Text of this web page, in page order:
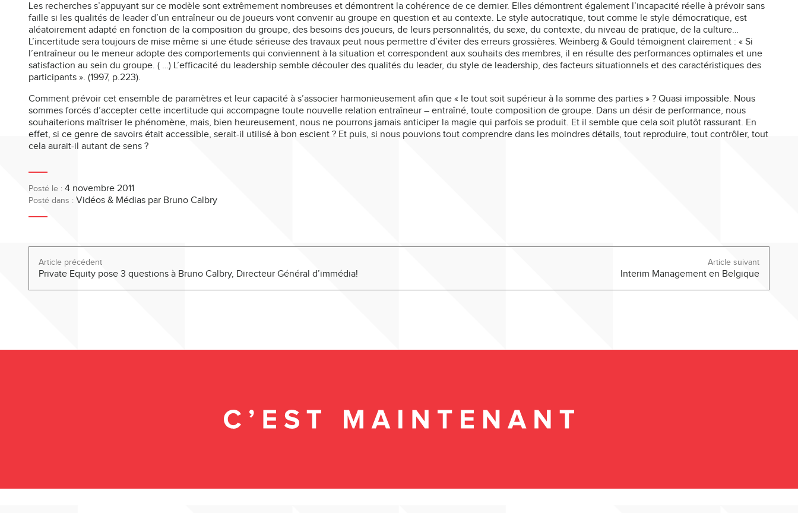
Les recherches s’appuyant sur ce modèle sont extrêmement nombreuses et démontrent la cohérence de ce dernier. Elles démontrent également l’incapacité réelle à prévoir sans
faille si les qualités de leader d’un entraîneur ou de joueurs vont convenir au groupe en question et au contexte. Le style autocratique, tout comme le style démocratique, est
aléatoirement adapté en fonction de la composition du groupe, des besoins des joueurs, de leurs personnalités, du sexe, du contexte, du niveau de pratique, de la culture…
L’incertitude sera toujours de mise même si une étude sérieuse des travaux peut nous permettre d’éviter des erreurs grossières. Weinberg & Gould témoignent clairement : « Si
l’entraîneur ou le meneur adopte des comportements qui conviennent à la situation et correspondent aux souhaits des membres, il en résulte des performances optimales et une
satisfaction au sein du groupe. ( …) L’efficacité du leadership semble découler des qualités du leader, du style de leadership, des facteurs situationnels et des caractéristiques des
participants ». (1997, p.223).
Comment prévoir cet ensemble de paramètres et leur capacité à s’associer harmonieusement afin que « le tout soit supérieur à la somme des parties » ? Quasi impossible. Nous
sommes forcés d’accepter cette incertitude qui accompagne toute nouvelle relation entraîneur – entraîné, toute composition de groupe. Dans un désir de performance, nous
souhaiterions maîtriser le phénomène, mais, bien heureusement, nous ne pourrons jamais anticiper la magie qui parfois se produit. Et il semble que cela soit plutôt rassurant. En
effet, si ce genre de savoirs était accessible, serait-il utilisé à bon escient ? Et puis, si nous pouvions tout comprendre dans les moindres détails, tout reproduire, tout contrôler, tout
cela aurait-il autant de sens ?
Posté le : 4 novembre 2011
Posté dans : Vidéos & Médias par Bruno Calbry
Article précédent
Private Equity pose 3 questions à Bruno Calbry, Directeur Général d’immédia!
Article suivant
Interim Management en Belgique